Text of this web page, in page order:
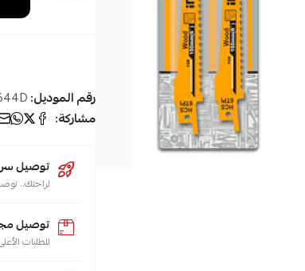
رقم الموديل:
مشاركة:
توصيل سريع
لراحتك.. نوصل
توصيل
للطلبات الأعلى من 200 ريال لجميع